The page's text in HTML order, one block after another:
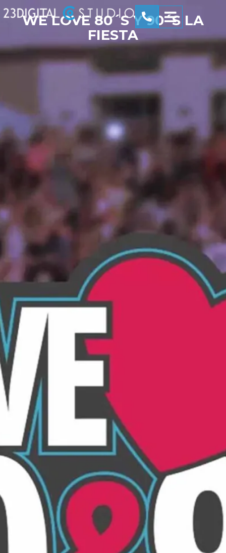
WE LOVE 80´S Y 90´S LA
FIESTA